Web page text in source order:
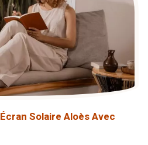
Écran Solaire Aloès Avec